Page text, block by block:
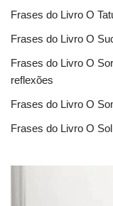
Frases do Livro O
Frases do Livro O
Frases do Livro O
reflexões
Frases do Livro O
Frases do Livro O